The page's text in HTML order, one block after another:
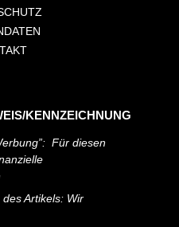
KENNZEICHNUNG
Für diesen
des Artikels: Wir